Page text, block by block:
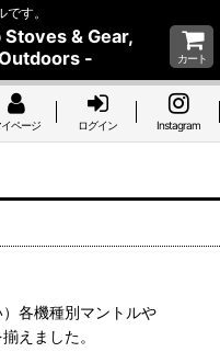
す。
& Gear,
-
カート
ページ ログイン Instagram
各機種別マントルや
えました。